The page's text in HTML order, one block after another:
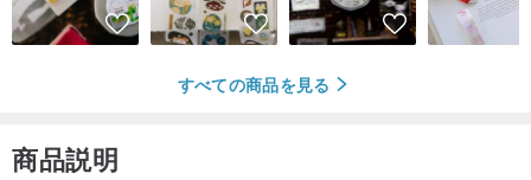
すべての商品を見る
商品説明